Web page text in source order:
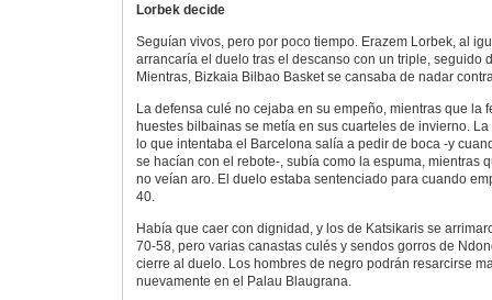
Lorbek decide
Seguían vivos, pero por poco tiempo. Erazem Lorbek, al
arrancaría el duelo tras el descanso con un triple, seguido
Mientras, Bizkaia Bilbao Basket se cansaba de nadar
La defensa culé no cejaba en su empeño, mientras que la
huestes bilbainas se metía en sus cuarteles de invierno.
lo que intentaba el Barcelona salía a pedir de boca -y
se hacían con el rebote-, subía como la espuma, mientras
no veían aro. El duelo estaba sentenciado para cuando
40.
Había que caer con dignidad, y los de Katsikaris se
70-58, pero varias canastas culés y sendos gorros de
cierre al duelo. Los hombres de negro podrán resarcirse
nuevamente en el Palau Blaugrana.